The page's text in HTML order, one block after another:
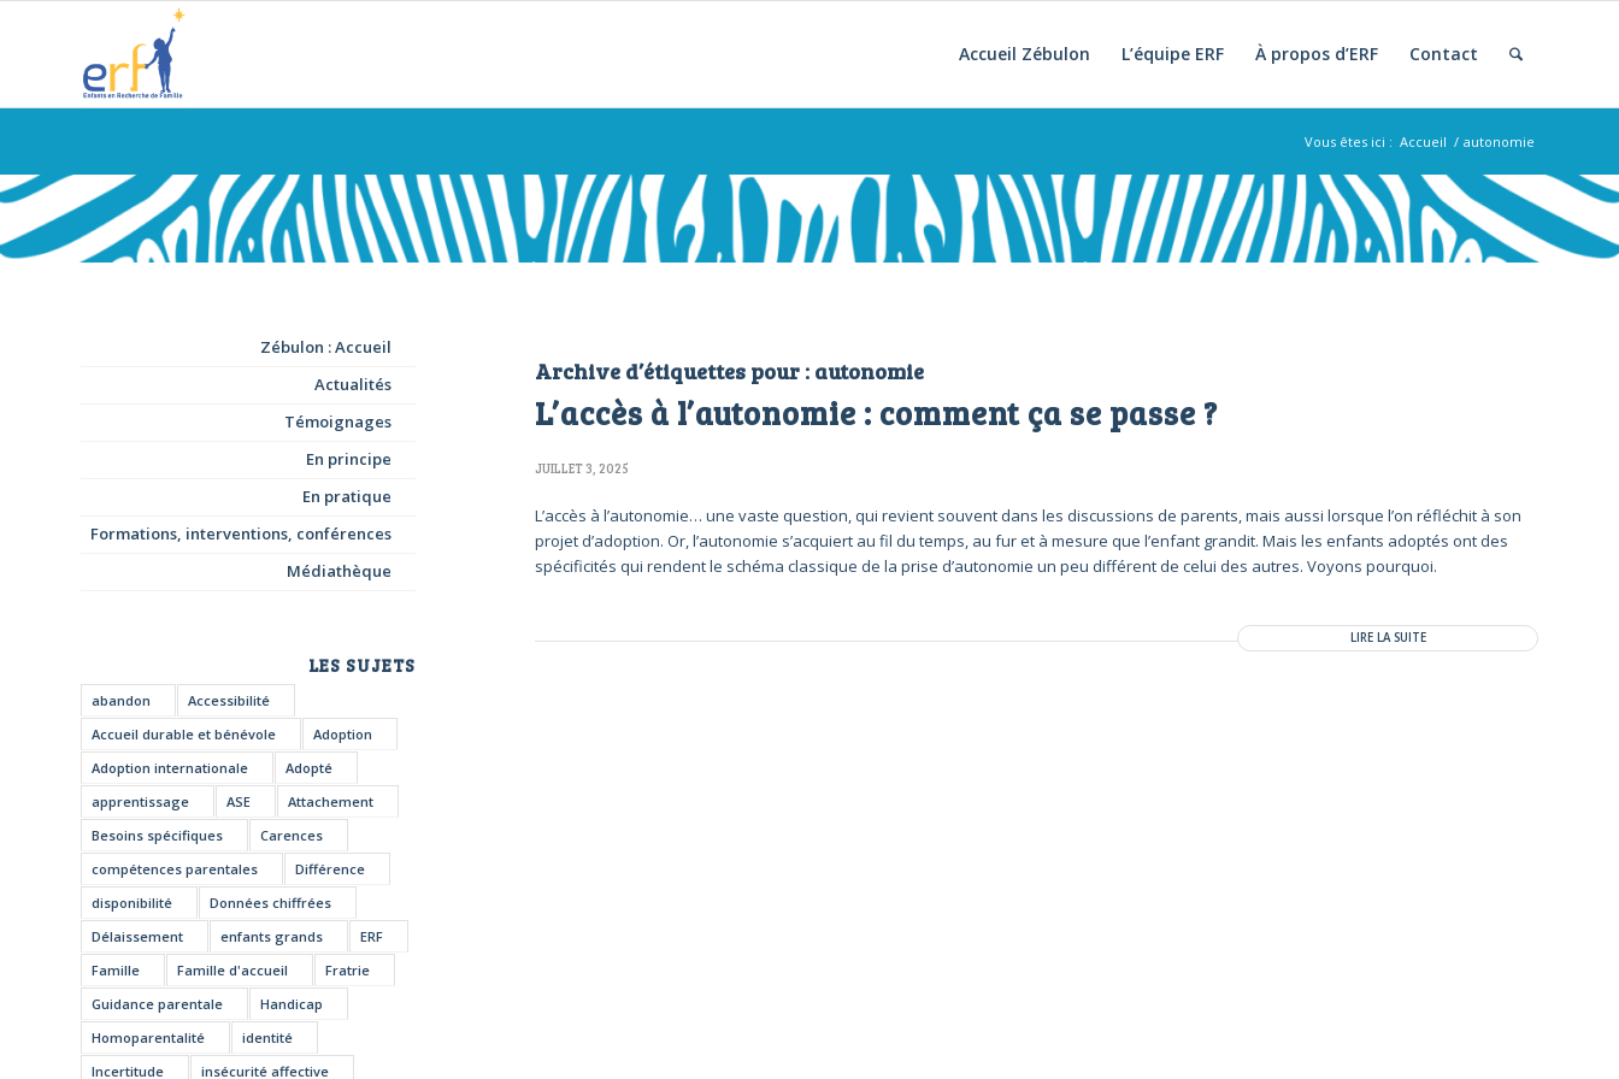
Accueil Zébulon L’équipe ERF À propos d’ERF Contact
Vous êtes ici : Accueil / autonomie
Archive d’étiquettes pour : autonomie
L’accès à l’autonomie : comment ça se passe ?
JUILLET 3, 2025
L’accès à l’autonomie… une vaste question, qui revient souvent dans les discussions de parents, mais aussi lorsque l’on réfléchit à son
projet d’adoption. Or, l’autonomie s’acquiert au fil du temps, au fur et à mesure que l’enfant grandit. Mais les enfants adoptés ont des
spécificités qui rendent le schéma classique de la prise d’autonomie un peu différent de celui des autres. Voyons pourquoi.
LIRE LA SUITE
Zébulon : Accueil
Actualités
Témoignages
En principe
En pratique
Formations, interventions, conférences
Médiathèque
LES SUJETS
abandon
Accessibilité
Accueil durable et bénévole
Adoption
Adoption internationale
Adopté
apprentissage
ASE
Attachement
Besoins spécifiques
Carences
compétences parentales
Différence
disponibilité
Données chiffrées
Délaissement
enfants grands
ERF
Famille
Famille d'accueil
Fratrie
Guidance parentale
Handicap
Homoparentalité
identité
Incertitude
insécurité affective